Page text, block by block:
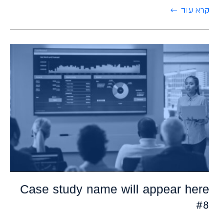
קרא עוד
Case study name will appear here
#8